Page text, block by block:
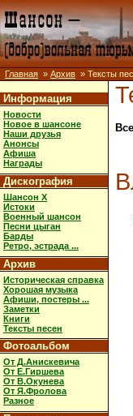
Главная » Архив » Тексты
Информация
Новости
Новое в шансоне
Наши друзья
Анонсы
Афиша
Награды
Дискография
Шансон X
Истоки
Военный шансон
Песни цыган
Барды
Ретро, эстрада ...
Архив
Историческая справка
Хорошая музыка
Афиши, постеры ...
Заметки
Книги
Тексты песен
Фотоальбом
От Д.Анискевича
От Е.Гиршева
От В.Окунева
От Я.Фролова
Разное